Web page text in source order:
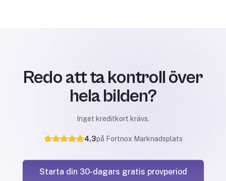
Redo att ta kontroll över
hela bilden?
Inget kreditkort krävs.
4,3på Fortnox Marknadsplats
Starta din 30-dagars gratis provperiod